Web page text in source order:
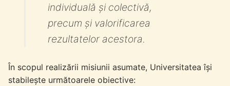
individuală și colectivă,
precum și valorificarea
rezultatelor acestora.
În scopul realizării misiunii asumate, Universitatea își
stabilește următoarele obiective: